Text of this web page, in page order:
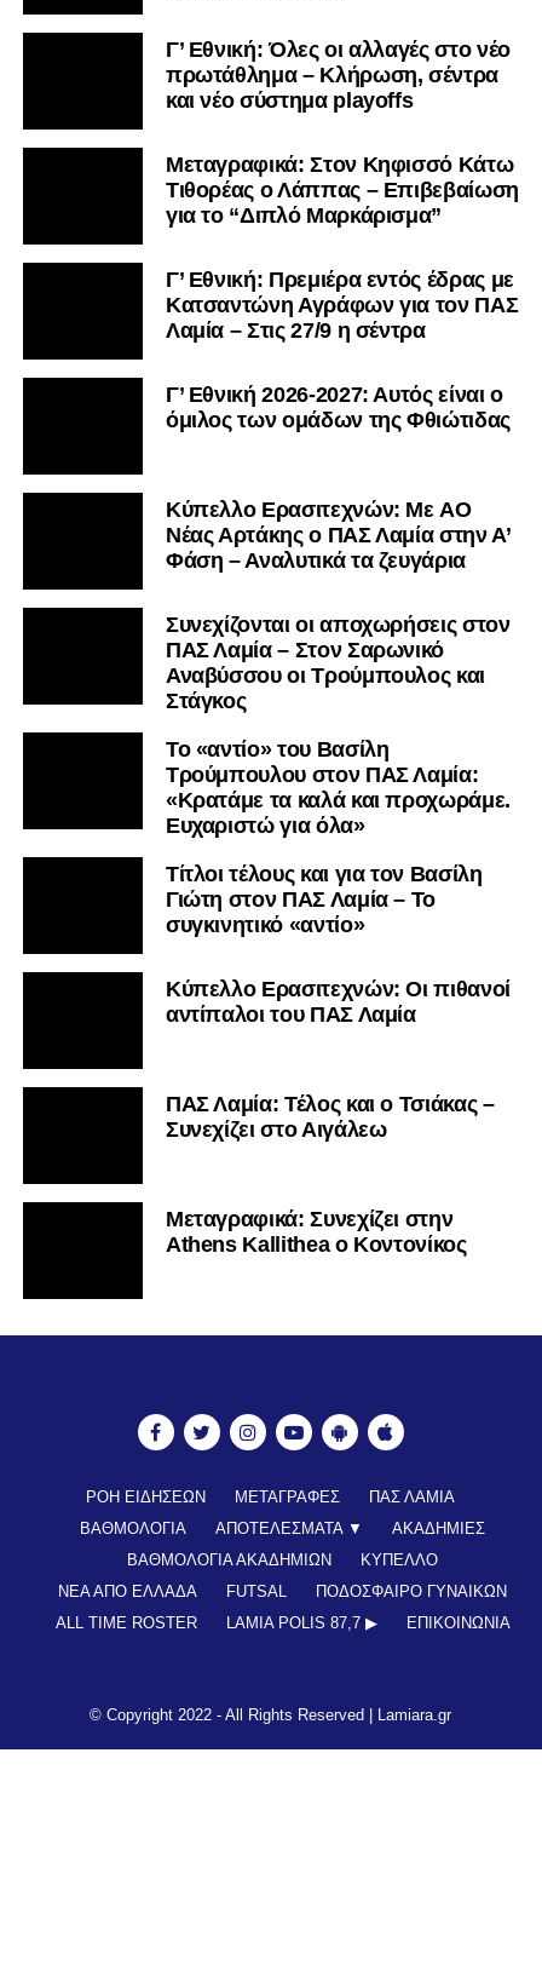
Γ’ Εθνική: Όλες οι αλλαγές στο νέο
πρωτάθλημα – Κλήρωση, σέντρα
και νέο σύστημα playoffs
Μεταγραφικά: Στον Κηφισσό Κάτω
Τιθορέας ο Λάππας – Επιβεβαίωση
για το “Διπλό Μαρκάρισμα”
Γ’ Εθνική: Πρεμιέρα εντός έδρας με
Κατσαντώνη Αγράφων για τον ΠΑΣ
Λαμία – Στις 27/9 η σέντρα
Γ’ Εθνική 2026-2027: Αυτός είναι ο
όμιλος των ομάδων της Φθιώτιδας
Kύπελλο Ερασιτεχνών: Με AO
Nέας Αρτάκης ο ΠΑΣ Λαμία στην Α’
Φάση – Αναλυτικά τα ζευγάρια
Συνεχίζονται οι αποχωρήσεις στον
ΠΑΣ Λαμία – Στον Σαρωνικό
Αναβύσσου οι Τρούμπουλος και
Στάγκος
Το «αντίο» του Βασίλη
Τρούμπουλου στον ΠΑΣ Λαμία:
«Κρατάμε τα καλά και προχωράμε.
Ευχαριστώ για όλα»
Τίτλοι τέλους και για τον Βασίλη
Γιώτη στον ΠΑΣ Λαμία – Το
συγκινητικό «αντίο»
Κύπελλο Ερασιτεχνών: Οι πιθανοί
αντίπαλοι του ΠΑΣ Λαμία
ΠΑΣ Λαμία: Τέλος και ο Τσιάκας –
Συνεχίζει στο Αιγάλεω
Mεταγραφικά: Συνεχίζει στην
Athens Kallithea ο Κοντονίκος
ΡΟΗ ΕΙΔΗΣΕΩΝ ΜΕΤΑΓΡΑΦΕΣ
ΠΑΣ ΛΑΜΙΑ
ΒΑΘΜΟΛΟΓΙΑ
ΑΠΟΤΕΛΕΣΜΑΤΑ ▼
ΑΚΑΔΗΜΙΕΣ
ΒΑΘΜΟΛΟΓΙΑ ΑΚΑΔΗΜΙΩΝ
ΚΥΠΕΛΛΟ
ΝΕΑ ΑΠΟ ΕΛΛΑΔΑ
FUTSAL
ΠΟΔΟΣΦΑΙΡΟ ΓΥΝΑΙΚΩΝ
ALL TIME ROSTER
LAMIA POLIS 87,7 ▶︎ ΕΠΙΚΟΙΝΩΝΊΑ
© Copyright 2022 - All Rights Reserved | Lamiara.gr